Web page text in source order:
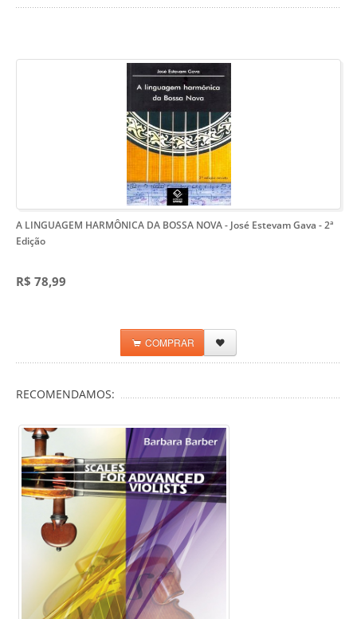
A LINGUAGEM HARMÔNICA DA BOSSA NOVA - José Estevam Gava - 2ª
Edição
R$ 78,99
COMPRAR
RECOMENDAMOS: